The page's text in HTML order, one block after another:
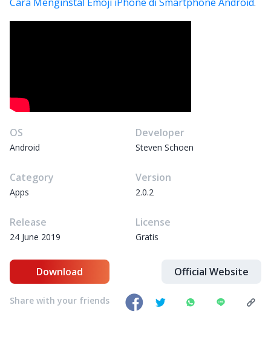
OS
Android
Developer
Steven Schoen
Category
Apps
Version
2.0.2
Release
24 June 2019
License
Gratis
Download Official Website
Share with your friends